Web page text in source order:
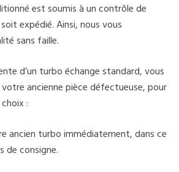
est soumis à un contrôle de
expédié. Ainsi, nous vous
sans faille.
d’un turbo échange standard, vous
ancienne pièce défectueuse, pour
:
ancien turbo immédiatement, dans ce
de consigne.